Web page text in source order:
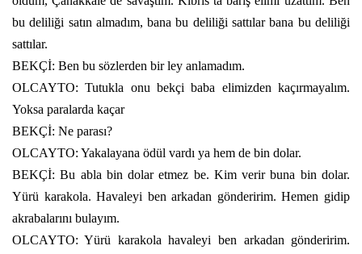
bu deliliği satın almadım, bana bu deliliği sattılar bana bu deliliği
sattılar.
BEKÇİ: Ben bu sözlerden bir ley anlamadım.
OLCAYTO: Tutukla onu bekçi baba elimizden kaçırmayalım.
Yoksa paralarda kaçar
BEKÇİ: Ne parası?
OLCAYTO: Yakalayana ödül vardı ya hem de bin dolar.
BEKÇİ: Bu abla bin dolar etmez be. Kim verir buna bin dolar.
Yürü karakola. Havaleyi ben arkadan gönderirim. Hemen gidip
akrabalarını bulayım.
OLCAYTO: Yürü karakola havaleyi ben arkadan gönderirim.